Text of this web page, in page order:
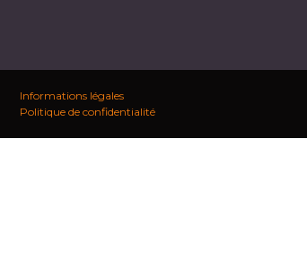
Informations légales
Politique de confidentialité